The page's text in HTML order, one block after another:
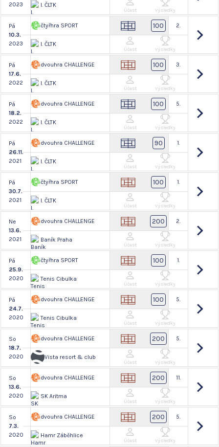
2023
I. ČLTK
Účast Výsledky
Pá
10.3.
2023
čtyřhra SPORT
I. ČLTK
100 2.
Účast Výsledky
Pá
17.6.
2022
dvouhra CHALLENGE
I. ČLTK
100 3.
Účast Výsledky
Pá
18.2.
2022
dvouhra CHALLENGE
I. ČLTK
100 5.
Účast Výsledky
Pá
26.11.
2021
dvouhra CHALLENGE
I. ČLTK
90 1.
Účast Výsledky
Pá
30.7.
2021
čtyřhra SPORT
I. ČLTK
100 1.
Účast Výsledky
Ne
13.6.
2021
dvouhra CHALLENGE
Baník Praha
200 2.
Účast Výsledky
Pá
25.9.
2020
čtyřhra SPORT
Tenis Cibulka
100 1.
Účast Výsledky
Pá
24.7.
2020
dvouhra CHALLENGE
Tenis Cibulka
100 5.
Účast Výsledky
So
18.7.
2020
dvouhra CHALLENGE
Vista resort & club
200 5.
Účast Výsledky
So
13.6.
2020
dvouhra CHALLENGE
SK Aritma
200 11.
Účast Výsledky
So
7.3.
2020
dvouhra CHALLENGE
Hamr Záběhlice
200 5.
Účast Výsledky